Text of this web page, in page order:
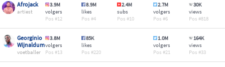
Afrojack
artiest
3.9M
volgers
12
8.9M
likes
4
2.4M
subs
10
2.7M
volgers
6
30K
views
818
Georginio
Wijnaldum
voetballer
3.8M
volgers
13
85K
likes
220
1.0M
volgers
21
164K
views
33